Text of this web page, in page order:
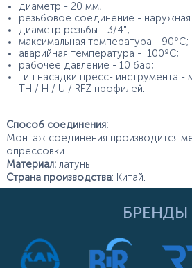
диаметр - 20 мм;
резьбовое соединение - наружная
диаметр резьбы - 3/4";
максимальная температура - 90ºС;
аварийная температура - 100ºС;
рабочее давление - 10 бар;
тип насадки пресс- инструмента -
TH / H / U / RFZ профилей.
Способ соединения:
Монтаж соединения производится
опрессовки.
Материал:латунь.
Страна производства: Китай.
БРЕНДЫ